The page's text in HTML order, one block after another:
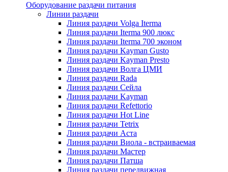
Оборудование раздачи питания
Линии раздачи
Линия раздачи Volga Iterma
Линия раздачи Iterma 900 люкс
Линия раздачи Iterma 700 эконом
Линия раздачи Kayman Gusto
Линия раздачи Kayman Presto
Линия раздачи Волга ЦМИ
Линия раздачи Rada
Линия раздачи Сейла
Линия раздачи Kayman
Линия раздачи Refettorio
Линия раздачи Hot Line
Линия раздачи Tetrix
Линия раздачи Аста
Линия раздачи Виола - встраиваемая
Линия раздачи Мастер
Линия раздачи Патша
Линия раздачи передвижная